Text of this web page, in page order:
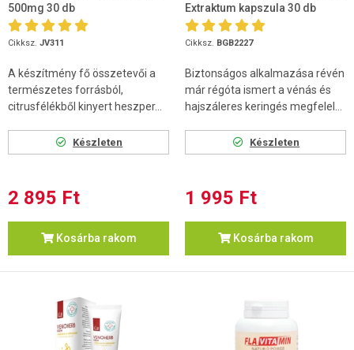
500mg 30 db
Cikksz. JV311
A készítmény fő összetevői a
természetes forrásból,
citrusfélékből kinyert heszper...
Készleten
2 895 Ft
Kosárba rakom
Extraktum kapszula 30 db
Cikksz. BGB2227
Biztonságos alkalmazása révén
már régóta ismert a vénás és
hajszáleres keringés megfelel...
Készleten
1 995 Ft
Kosárba rakom